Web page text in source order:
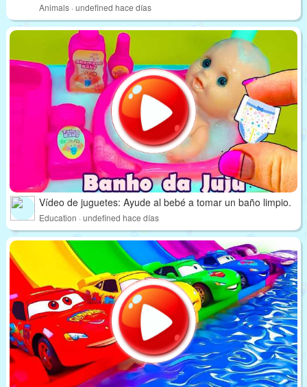
Animals · undefined hace días
Vídeo de juguetes: Ayude al bebé a tomar un baño limpio.
Education · undefined hace días